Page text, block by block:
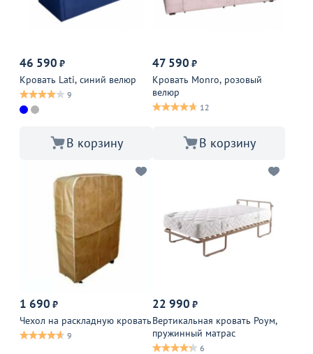
46 590 ₽
Кровать Lati, синий велюр
9
В корзину
47 590 ₽
Кровать Monro, розовый
велюр
12
В корзину
1 690 ₽
Чехол на раскладную кровать
9
22 990 ₽
Вертикальная кровать Роум,
пружинный матрас
6